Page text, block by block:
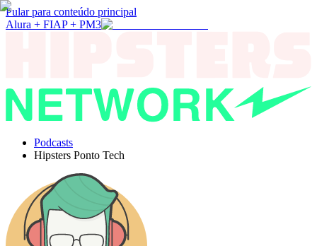
Pular para conteúdo principal
Alura + FIAP + PM3
Podcasts
Hipsters Ponto Tech